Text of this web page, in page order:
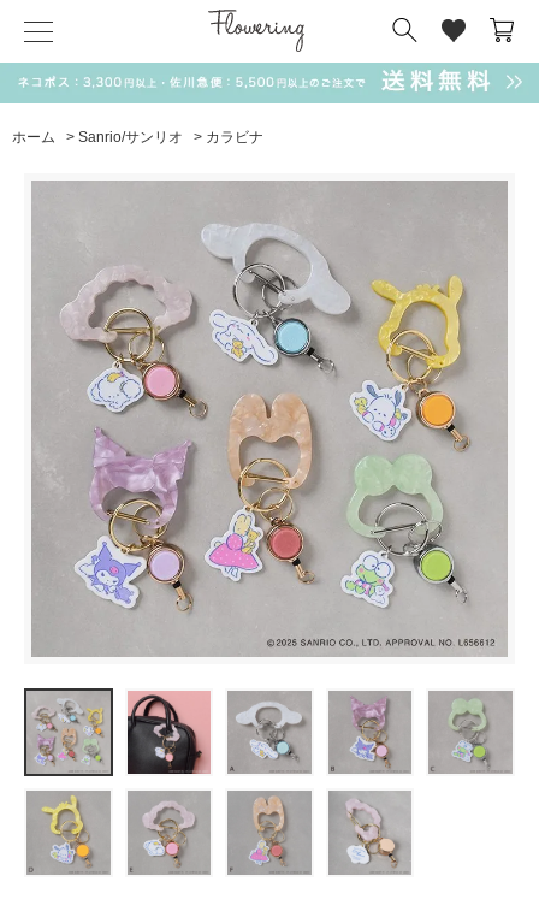
ホーム > Sanrio/サンリオ > カラビナ
気化冷却スカーフ matsui サンリオ キーポーチ
MAGUFIT チャーム
SALE